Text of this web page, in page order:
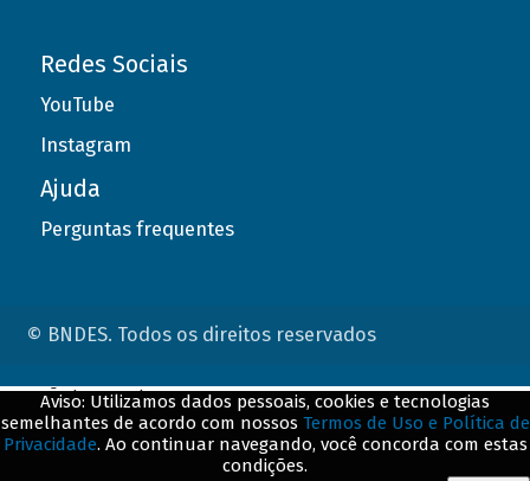
Redes Sociais
YouTube
Instagram
Ajuda
Perguntas frequentes
© BNDES. Todos os direitos reservados
Aviso: Utilizamos dados pessoais, cookies e tecnologias
semelhantes de acordo com nossos Termos de Uso e Política de
Privacidade. Ao continuar navegando, você concorda com estas
condições.
ConteÃºdo complementar
${title}${badge}